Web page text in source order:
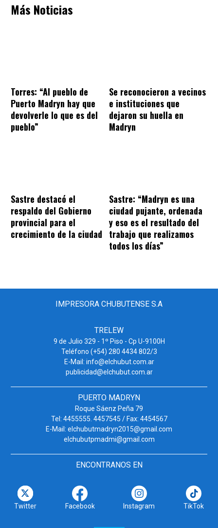
Más Noticias
Torres: “Al pueblo de
Puerto Madryn hay que
devolverle lo que es del
pueblo”
Se reconocieron a vecinos
e instituciones que
dejaron su huella en
Madryn
Sastre destacó el
respaldo del Gobierno
provincial para el
crecimiento de la ciudad
Sastre: “Madryn es una
ciudad pujante, ordenada
y eso es el resultado del
trabajo que realizamos
todos los días”
IMPRESORA CHUBUTENSE S.A
TRELEW
9 de Julio 329 - 1º Piso - Cp U-9100H
Teléfono (+54) 280 4434 802/3
E-Mail: info@elchubut.com.ar
publicidad@elchubut.com.ar
PUERTO MADRYN
Roque Sáenz Peña 79
Tel: 4455555. 4457545 / Fax: 4454567
E-Mail: elchubutmadryn2015@gmail.com
elchubutpmadmi@gmail.com
ENCONTRANOS EN
Twitter Facebook Instagram TikTok